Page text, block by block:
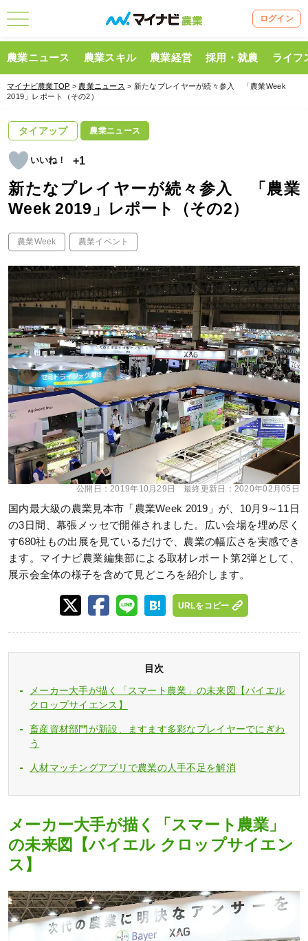
ログイン
農業ニュース 農業スキル 農業経営 採用・就農 ライフ
マイナビ農業TOP > 農業ニュース > 新たなプレイヤーが続々参入 「農業Week
2019」レポート（その2）
タイアップ 農業ニュース
+1
新たなプレイヤーが続々参入 「農業
Week 2019」レポート（その2）
農業Week 農業イベント
公開日：2019年10月29日 最終更新日： 2020年02月05日
国内最大級の農業見本市「農業Week 2019」が、10月9～11日
の3日間、幕張メッセで開催されました。広い会場を埋め尽く
す680社もの出展を見ているだけで、農業の幅広さを実感でき
ます。マイナビ農業編集部による取材レポート第2弾として、
展示会全体の様子を含めて見どころを紹介します。
URLをコピー
目次
メーカー大手が描く「スマート農業」の未来図【バイエル
クロップサイエンス】
畜産資材部門が新設、ますます多彩なプレイヤーでにぎわ
う
人材マッチングアプリで農業の人手不足を解消
メーカー大手が描く「スマート農業」
の未来図【バイエル クロップサイエン
ス】